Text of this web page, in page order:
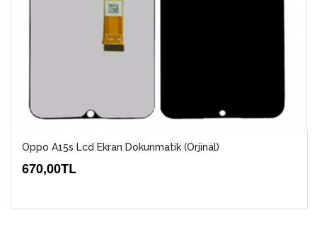
Oppo A15s Lcd Ekran Dokunmatik (Orjinal)
670,00TL